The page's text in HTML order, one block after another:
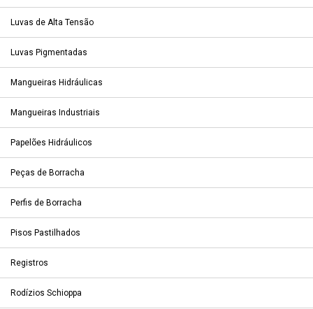
Luvas de Alta Tensão
Luvas Pigmentadas
Mangueiras Hidráulicas
Mangueiras Industriais
Papelões Hidráulicos
Peças de Borracha
Perfis de Borracha
Pisos Pastilhados
Registros
Rodízios Schioppa